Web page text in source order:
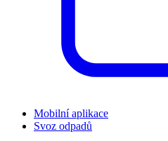
Mobilní aplikace
Svoz odpadů